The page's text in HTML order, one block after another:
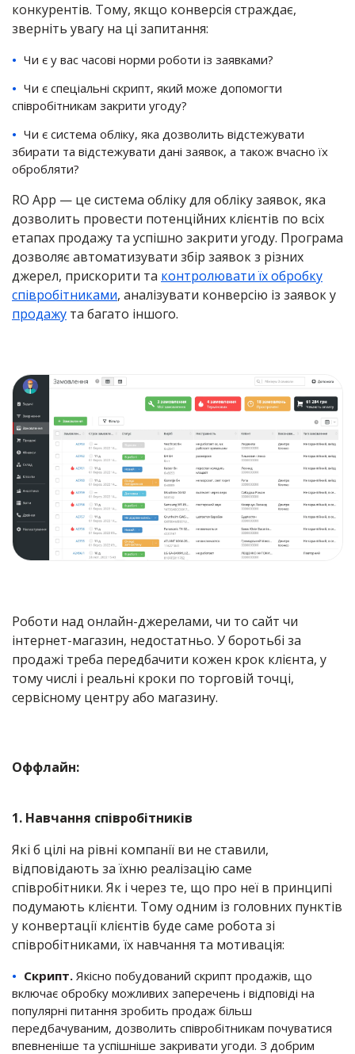
конкурентів. Тому, якщо конверсія страждає,
зверніть увагу на ці запитання:
Чи є у вас часові норми роботи із заявками?
Чи є спеціальні скрипт, який може допомогти
співробітникам закрити угоду?
Чи є система обліку, яка дозволить відстежувати
збирати та відстежувати дані заявок, а також вчасно їх
обробляти?
RO App — це система обліку для обліку заявок, яка
дозволить провести потенційних клієнтів по всіх
етапах продажу та успішно закрити угоду. Програма
дозволяє автоматизувати збір заявок з різних
джерел, прискорити та контролювати їх обробку
співробітниками, аналізувати конверсію із заявок у
продажу та багато іншого.
Роботи над онлайн-джерелами, чи то сайт чи
інтернет-магазин, недостатньо. У боротьбі за
продажі треба передбачити кожен крок клієнта, у
тому числі і реальні кроки по торговій точці,
сервісному центру або магазину.
Оффлайн:
1. Навчання співробітників
Які б цілі на рівні компанії ви не ставили,
відповідають за їхню реалізацію саме
співробітники. Як і через те, що про неї в принципі
подумають клієнти. Тому одним із головних пунктів
у конвертації клієнтів буде саме робота зі
співробітниками, їх навчання та мотивація:
Скрипт. Якісно побудований скрипт продажів, що
включає обробку можливих заперечень і відповіді на
популярні питання зробить продаж більш
передбачуваним, дозволить співробітникам почуватися
впевненіше та успішніше закривати угоди. З добрим